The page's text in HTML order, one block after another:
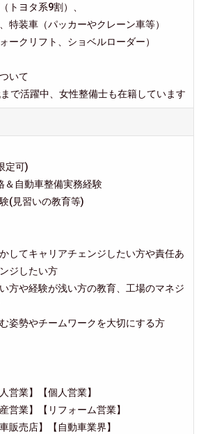
トヨタ系9割）、
特装車（パッカーやクレーン車等）
ークリフト、ショベルローダー）
いて
で活躍中、女性整備士も在籍しています
定可)
＆自動車整備実務経験
(見習いの教育等)
してキャリアチェンジしたい方や責任あ
ジしたい方
方や経験が浅い方の教育、工場のマネジ
姿勢やチームワークを大切にする方
営業】【個人営業】
営業】【リフォーム営業】
販売店】【自動車業界】